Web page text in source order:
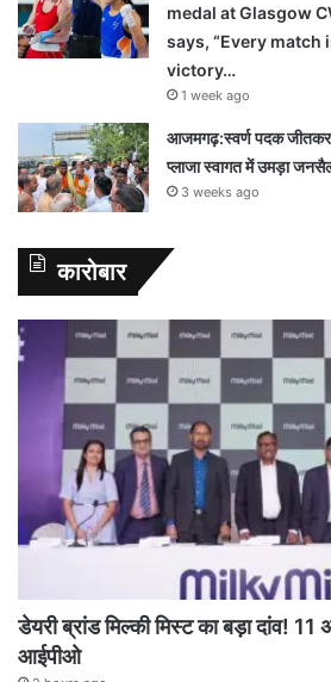
medal at Glasgow
says, “Every match
victory…
1 week ago
आजमगढ़:स्वर्ण पदक
प्लाजा स्वागत में उमड़ा
3 weeks ago
कारोबार
डेयरी ब्रांड मिल्की मिस्ट का बड़ा दांव!
आईपीओ